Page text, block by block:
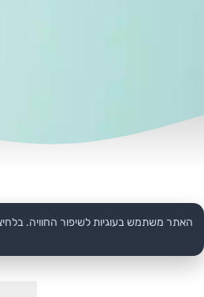
האתר משתמש בעוגיות לשיפור החוויה.